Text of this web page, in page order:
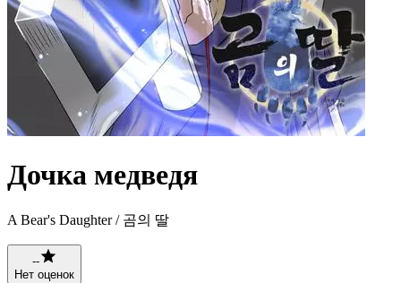
Дочка медведя
A Bear's Daughter / 곰의 딸
--
Нет оценок